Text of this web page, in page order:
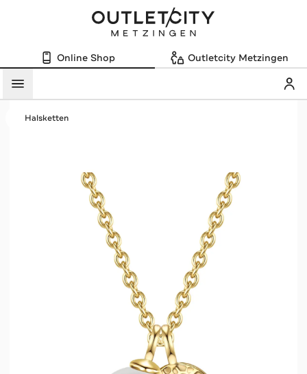
Online Shop Outletcity Metzingen
Menü
Halsketten